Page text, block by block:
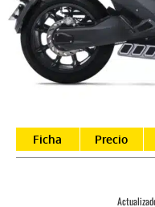
Ficha Precio